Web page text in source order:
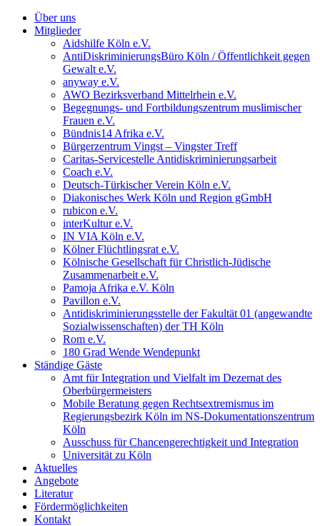
Über uns
Mitglieder
Aidshilfe Köln e.V.
AntiDiskriminierungsBüro Köln / Öffentlichkeit gegen
Gewalt e.V.
anyway e.V.
AWO Bezirksverband Mittelrhein e.V.
Begegnungs- und Fortbildungszentrum muslimischer
Frauen e.V.
Bündnis14 Afrika e.V.
Bürgerzentrum Vingst – Vingster Treff
Caritas-Servicestelle Antidiskriminierungsarbeit
Coach e.V.
Deutsch-Türkischer Verein Köln e.V.
Diakonisches Werk Köln und Region gGmbH
rubicon e.V.
interKultur e.V.
IN VIA Köln e.V.
Kölner Flüchtlingsrat e.V.
Kölnische Gesellschaft für Christlich-Jüdische
Zusammenarbeit e.V.
Pamoja Afrika e.V. Köln
Pavillon e.V.
Antidiskriminierungsstelle der Fakultät 01 (angewandte
Sozialwissenschaften) der TH Köln
Rom e.V.
180 Grad Wende Wendepunkt
Ständige Gäste
Amt für Integration und Vielfalt im Dezernat des
Oberbürgermeisters
Mobile Beratung gegen Rechtsextremismus im
Regierungsbezirk Köln im NS-Dokumentationszentrum
Köln
Ausschuss für Chancengerechtigkeit und Integration
Universität zu Köln
Aktuelles
Angebote
Literatur
Fördermöglichkeiten
Kontakt